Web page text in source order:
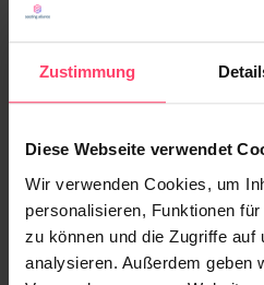
Zustimmung
Diese Webseite verwendet
Wir verwenden Cookies, um
personalisieren, Funktionen
zu können und die Zugriffe auf
analysieren. Außerdem geben
Native
Native
für erfolgreiche
13. MÄRZ 2026
Display